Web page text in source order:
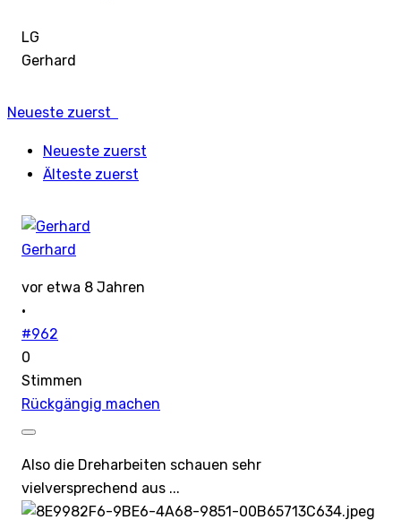
LG
Gerhard
Neueste zuerst
Neueste zuerst
Älteste zuerst
Gerhard
vor etwa 8 Jahren
·
#962
0
Stimmen
Rückgängig machen
Also die Dreharbeiten schauen sehr
vielversprechend aus ...